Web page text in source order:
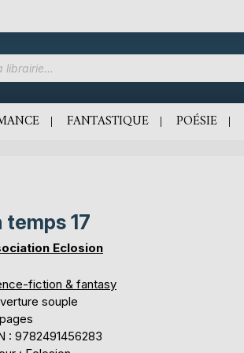
FANTASTIQUE POÉSIE
temps 17
Eclosion
fiction & fantasy
souple
: 9782491456283